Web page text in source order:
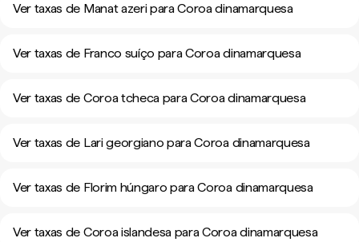
Ver taxas de Manat azeri para Coroa dinamarquesa
Ver taxas de Franco suíço para Coroa dinamarquesa
Ver taxas de Coroa tcheca para Coroa dinamarquesa
Ver taxas de Lari georgiano para Coroa dinamarquesa
Ver taxas de Florim húngaro para Coroa dinamarquesa
Ver taxas de Coroa islandesa para Coroa dinamarquesa